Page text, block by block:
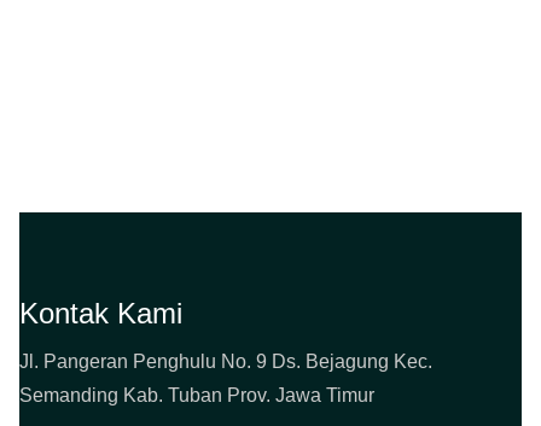
Kontak Kami
Jl. Pangeran Penghulu No. 9 Ds. Bejagung Kec.
Semanding Kab. Tuban Prov. Jawa Timur